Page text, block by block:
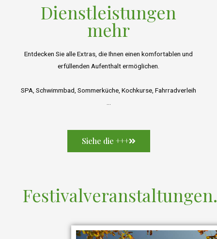
Dienstleistungen
mehr
Entdecken Sie alle Extras, die Ihnen einen komfortablen und
erfüllenden Aufenthalt ermöglichen.
SPA, Schwimmbad, Sommerküche, Kochkurse, Fahrradverleih
…
Siehe die +++